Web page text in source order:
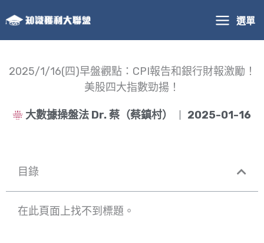
至
主
內
選單
2025/1/16(四)早盤觀點：CPI報告和銀行財報激勵！
美股四大指數勁揚！
大數據操盤法 Dr. 蔡（蔡鎮村） 2025-01-16
目錄
在此頁面上找不到標題。